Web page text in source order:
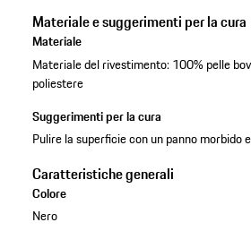
Materiale e suggerimenti per la cura
Materiale
Materiale del rivestimento: 100% pelle
poliestere
Suggerimenti per la cura
Pulire la superficie con un panno morbido
Caratteristiche generali
Colore
Nero